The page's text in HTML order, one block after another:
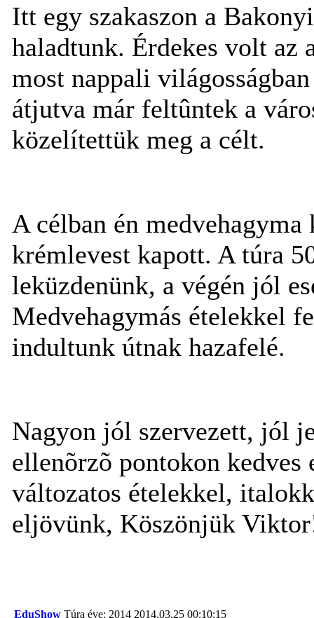
Itt egy szakaszon a
haladtunk. Érdekes volt
most nappali
átjutva már feltûntek a
közelítettük meg a célt.
A célban én
krémlevest kapott. A túra
leküzdenünk, a végén jól
Medvehagymás ételekkel
indultunk útnak hazafelé.
Nagyon jól szervezett, jól
ellenõrzõ pontokon
változatos ételekkel,
eljövünk, Köszönjük
EduShow Túra éve: 2014 2014.03.25 00:10:15